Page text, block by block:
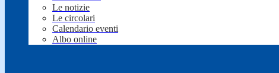
Le notizie
Le circolari
Calendario eventi
Albo online